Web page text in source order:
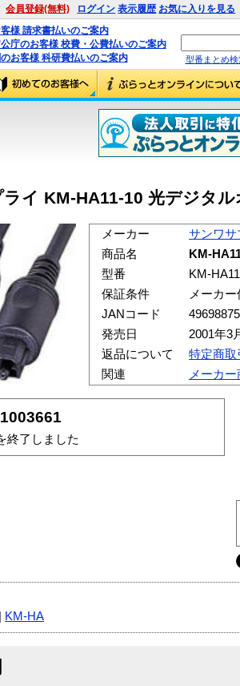
会員登録(無料) ログイン 表示履歴 お気に入りを見る
様 請求書払いのご案内
庁のお客様 校費・公費払いのご案内
お客様 科研費払いのご案内
型番まとめ検
イ KM-HA11-10 光デジタ
メーカー
サンワサ
商品名
KM-
型番
KM-
保証条件
メーカー
JANコード
発売日
2001年3
返品について
特定商取
関連
メーカ
終了しました
KM-HA